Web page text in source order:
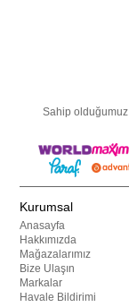
Sahip
Kurumsal
Anasayfa
Hakkımızda
Mağazalarımız
Bize Ulaşın
Markalar
Havale Bildirimi